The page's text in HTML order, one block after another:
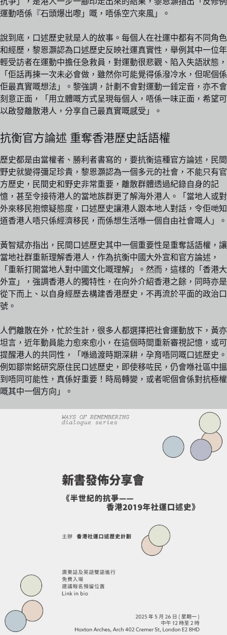
運動唔係『石頭爆出嚟」嘅，唔係空穴來風」。
說到底，口述歷史就是人的故事。每個人在社運中都有不同角色
和經歷，黎恩灝認為口述歷史反映社運真實性，舉例其中一位年
輕受訪者在運動中擔任急救員，對運動很悲觀、陷入失語狀態，
「佢話再揀一次未必會做，雖然你可能覺得係潑冷水，但呢個係
佢最真實嘅想法」。黎強調，計劃不會對運動一錘定音，亦不會
刻意正面，「用立體嘅方式呈現每個人，唔係一味正面，希望可
以啟發離散港人，分享自己最真實嘅感受」。
抗衡官方論述 重奪香港歷史話語權
歷史都是由當權者、勝利者書寫的，要抗衡這種官方論述，民間
野史就變得彌足珍貴，黎恩灝認為一個多元的社會，不能只有官
方歷史，民間史和野史非常重要，離散群體透過紀錄自身的記
憶，甚至令接待港人的當地族群更了解海外港人。「當地人或對
外來移民抱懷疑態度，口述歷史讓港人跟本地人對話，令佢哋知
道香港人唔只係經濟移民，而係想生活喺一個自由社會嘅人」。
黃智斌亦指出，民間口述歷史其中一個重要性是重奪話語權，讓
當地社群重新理解香港人，作為抗衡中國大外宣和官方論述，
「重新打開當地人對中國文化嘅理解」。然而，這樣的「香港大
外宣」，強調香港人的獨特性，在向外介紹香港之餘，同時亦是
從下而上、以自身經歷去構建香港歷史，不再流於平面的政治口
號。
人們離散在外，忙於生計，很多人都選擇把社會運動放下，黃亦
坦言，近年動員能力愈來愈小，在這個時間重新審視記憶，或可
提醒港人的共同性，「喺過渡時期深耕，孕育唔同嘅口述歷史。
例如鄒崇銘研究原住民口述歷史，即使移咗民，仍會喺社區中搵
到唔同可能性，真係好重要！時局轉變，或者呢個會係對抗極權
嘅其中一個方向」。